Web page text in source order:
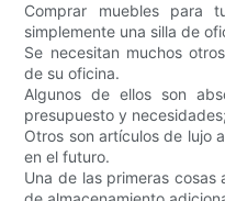
Comprar muebles para
simplemente una silla de
Se necesitan muchos
de su oficina.
Algunos de ellos son
presupuesto y necesidades;
Otros son artículos de lujo
en el futuro.
Una de las primeras